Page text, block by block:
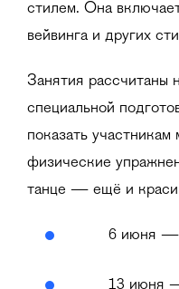
стилем. Она
вейвинга и других
Занятия рассчитаны
специальной
показать
физические
танце — ещё и
6 июня —
13 июня